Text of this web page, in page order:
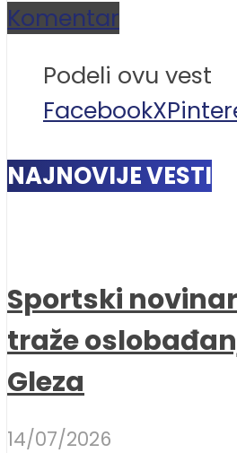
Komentar
Podeli ovu vest
FacebookX
NAJNOVIJE VESTI
Sportski
traže
Gleza
14/07/2026